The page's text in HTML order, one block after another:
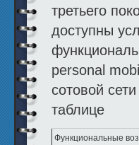
третьего
доступны
personal
сотовой
таблице
Функциональные